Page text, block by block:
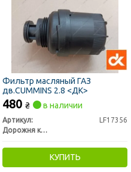
Фильтр масляный ГАЗ
дв.CUMMINS 2.8 <ДК>
480 ₴ в наличии
Артикул:
LF17356
Дорожня карта
КУПИТЬ